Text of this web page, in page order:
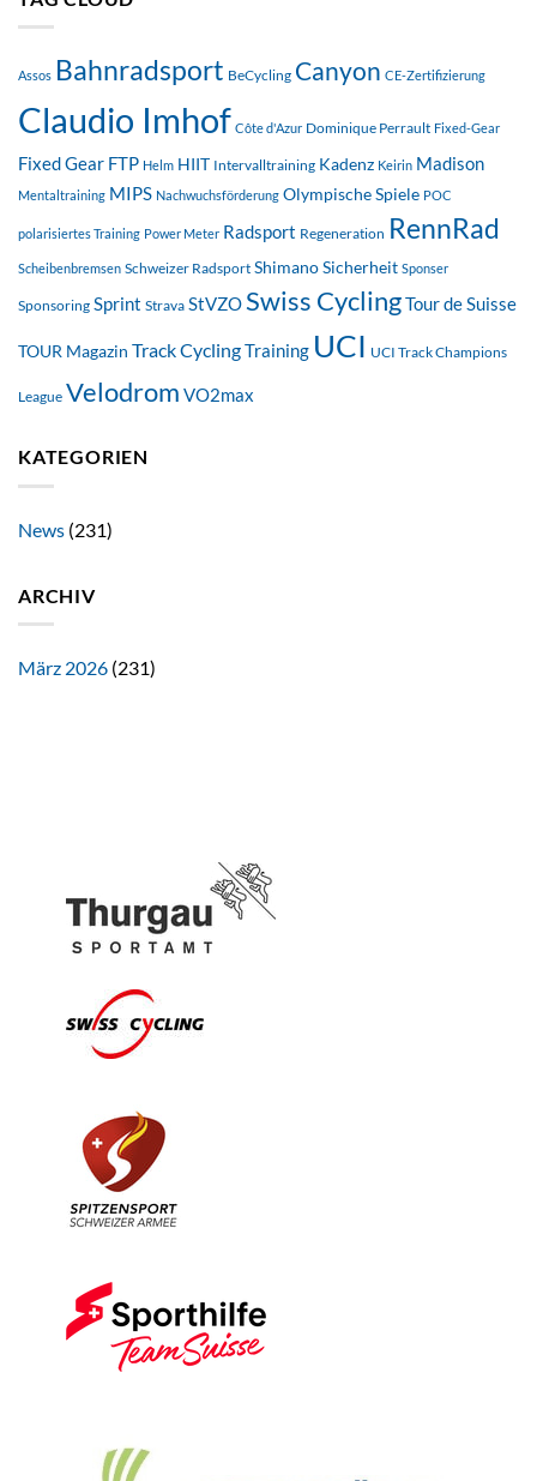
Assos Bahnradsport BeCycling Canyon CE-Zertifizierung
Claudio Imhof Côte d'Azur Dominique Perrault Fixed-Gear
Fixed Gear FTP Helm HIIT Intervalltraining Kadenz Keirin Madison
Mentaltraining MIPS Nachwuchsförderung Olympische Spiele POC
polarisiertes Training Power Meter Radsport Regeneration RennRad
Scheibenbremsen Schweizer Radsport ShimanoSicherheit Sponser
Sponsoring Sprint Strava StVZOSwiss CyclingTour de Suisse
TOUR Magazin Track CyclingTraining UCI UCI Track Champions
League Velodrom VO2max
KATEGORIEN
News (231)
ARCHIV
März 2026 (231)